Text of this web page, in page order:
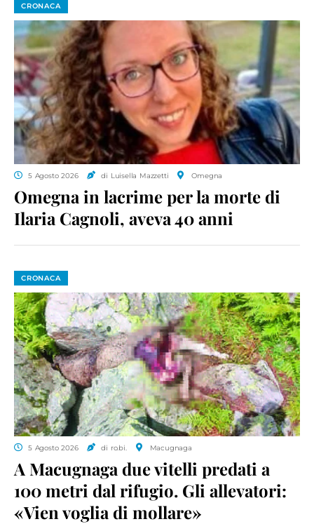
CRONACA
5 Agosto 2026 di Luisella Mazzetti Omegna
Omegna in lacrime per la morte di
Ilaria Cagnoli, aveva 40 anni
CRONACA
5 Agosto 2026 di ro.bi. Macugnaga
A Macugnaga due vitelli predati a
100 metri dal rifugio. Gli allevatori:
«Vien voglia di mollare»